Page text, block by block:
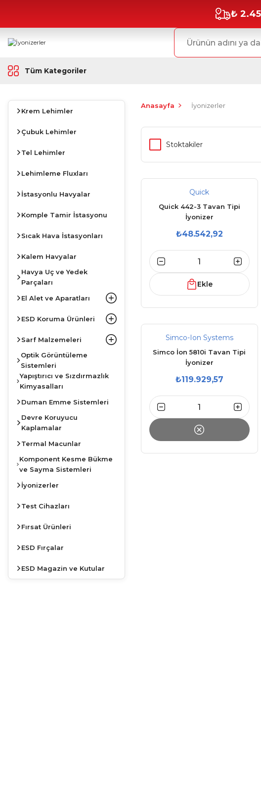
₺
Tüm Kategoriler
Krem Lehimler
Çubuk Lehimler
Tel Lehimler
Lehimleme Fluxları
İstasyonlu Havyalar
Komple Tamir İstasyonu
Sıcak Hava İstasyonları
Kalem Havyalar
Havya Uç ve Yedek
Parçaları
El Alet ve Aparatları
ESD Koruma Ürünleri
Sarf Malzemeleri
Optik Görüntüleme
Sistemleri
Yapıştırıcı ve Sızdırmazlık
Kimyasalları
Duman Emme Sistemleri
Devre Koruyucu
Kaplamalar
Termal Macunlar
Komponent Kesme Bükme
ve Sayma Sistemleri
İyonizerler
Test Cihazları
Fırsat Ürünleri
ESD Fırçalar
ESD Magazin ve Kutular
Anasayfa İyonizerler
Stoktakiler
Quick
Quick 442-3 Tavan Tipi
İyonizer
₺48.542,92
Ekle
Simco-Ion Systems
Simco İon 5810i Tavan Tipi
İyonizer
₺119.929,57